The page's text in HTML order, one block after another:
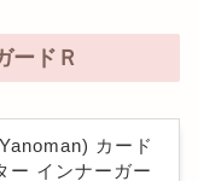
ードＲ
カード
ー インナーガー